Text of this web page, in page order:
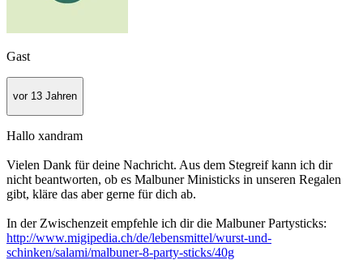
Gast
vor 13 Jahren
Hallo xandram
Vielen Dank für deine Nachricht. Aus dem Stegreif kann ich dir
nicht beantworten, ob es Malbuner Ministicks in unseren Regalen
gibt, kläre das aber gerne für dich ab.
In der Zwischenzeit empfehle ich dir die Malbuner Partysticks:
http://www.migipedia.ch/de/lebensmittel/wurst-und-
schinken/salami/malbuner-8-party-sticks/40g